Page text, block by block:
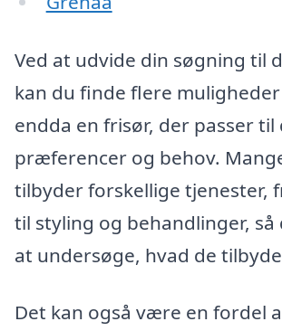
Ved at udvide din søgning til
kan du finde flere
endda en frisør, der passer til
præferencer og behov.
tilbyder forskellige tjenester,
til styling og behandlinger,
at undersøge, hvad de
Det kan også være en fordel